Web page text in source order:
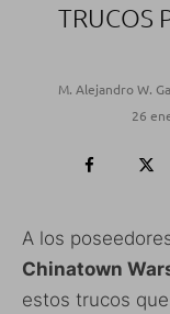
TRUCOS
M. Alejandro W.
26
A los
Chinatown
estos trucos